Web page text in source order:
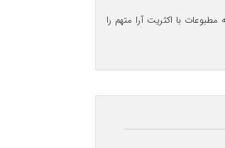
با اکثریت آرا متهم را